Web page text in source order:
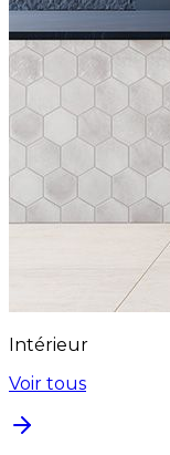
Intérieur
Voir tous